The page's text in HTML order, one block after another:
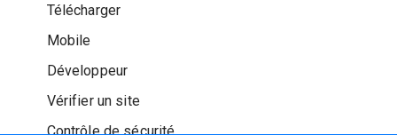
Télécharger
Mobile
Développeur
Vérifier un site
Contrôle de sécurité